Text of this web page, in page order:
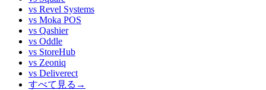
vs Revel Systems
vs Moka POS
vs Qashier
vs Oddle
vs StoreHub
vs Zeoniq
vs Deliverect
すべて見る →